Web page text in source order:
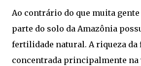
Ao contrário do que muita
parte do solo da Amazônia
fertilidade natural. A riqueza da
concentrada principalmente na